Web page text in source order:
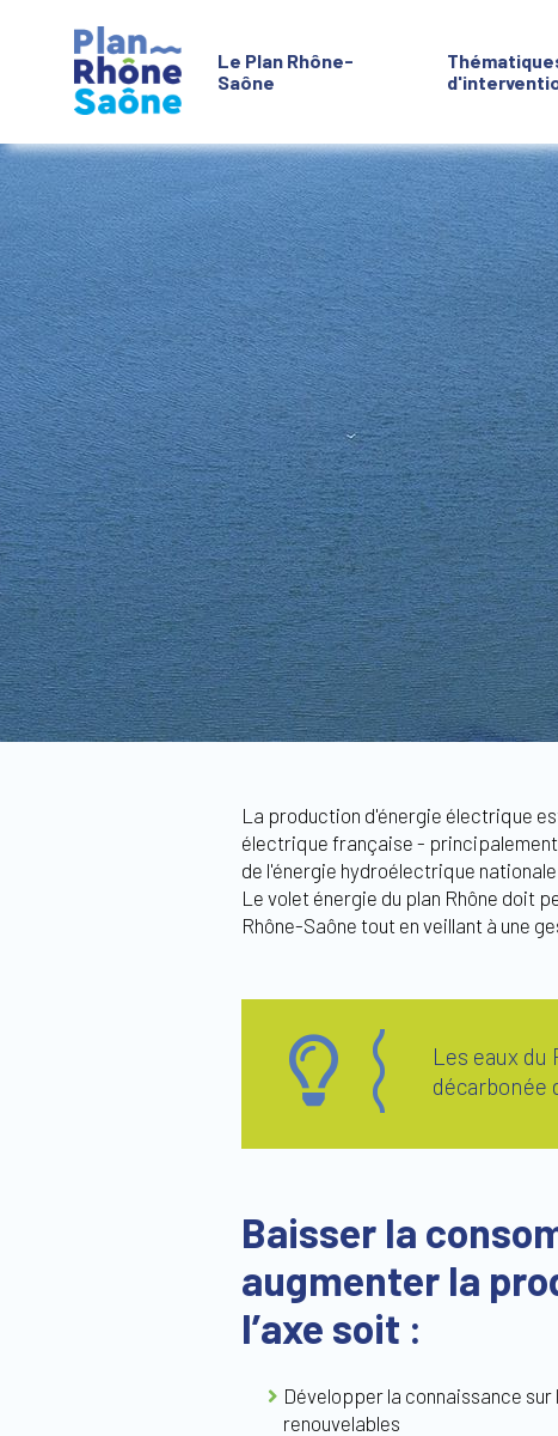
Aller à :
Le Plan Rhône-
Saône
La production d'énergie électrique
électrique française - principalement
de l'énergie hydroélectrique
Le volet énergie du plan Rhône doit
Rhône-Saône tout en veillant à une
Les eaux
décarbonée
Baisser la
augmenter la
l’axe soit :
Développer la connaissance sur
renouvelables